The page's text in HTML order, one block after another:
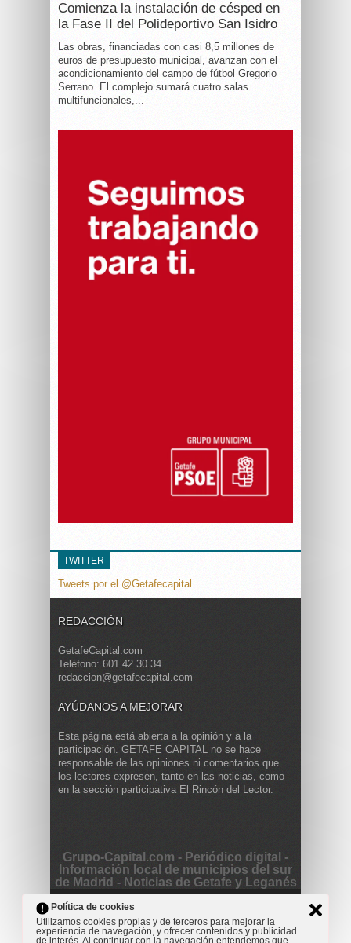
Comienza la instalación de césped en
la Fase II del Polideportivo San Isidro
Las obras, financiadas con casi 8,5 millones de
euros de presupuesto municipal, avanzan con el
acondicionamiento del campo de fútbol Gregorio
Serrano. El complejo sumará cuatro salas
multifuncionales,...
TWITTER
Tweets por el @Getafecapital.
REDACCIÓN
GetafeCapital.com
Teléfono: 601 42 30 34
redaccion@getafecapital.com
AYÚDANOS A MEJORAR
Esta página está abierta a la opinión y a la
participación. GETAFE CAPITAL no se hace
responsable de las opiniones ni comentarios que
los lectores expresen, tanto en las noticias, como
en la sección participativa El Rincón del Lector.
Grupo-Capital.com - Periódico digital -
Información local de municipios del sur
de Madrid - Noticias de Getafe y Leganés
Copyright © 2013 Getafe Capital. Powered by
Project
Opinión Actualidad Cultura Deportes Entrevista
Política de cookies
Utilizamos cookies propias y de terceros para mejorar la
experiencia de navegación, y ofrecer contenidos y publicidad
de interés. Al continuar con la navegación entendemos que